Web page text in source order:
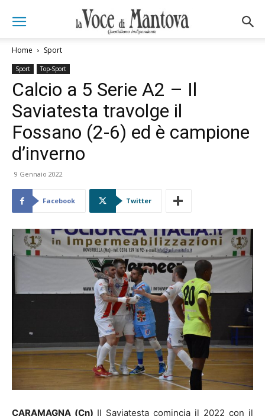
Home Sport
Sport Top-Sport
Calcio a 5 Serie A2 – Il
Saviatesta travolge il
Fossano (2-6) ed è campione
d’inverno
9 Gennaio 2022
Facebook Twitter
CARAMAGNA (Cn) Il Saviatesta comincia il 2022 con il